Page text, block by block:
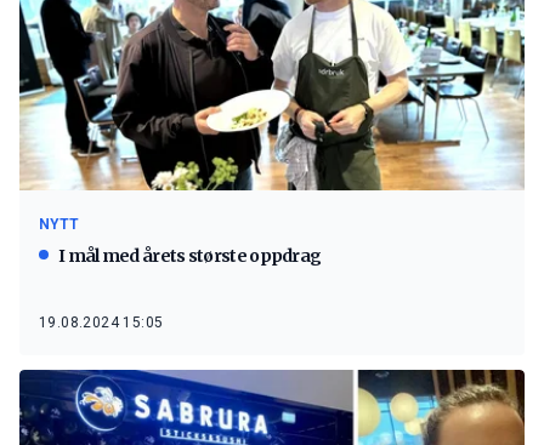
NYTT
I mål med årets største oppdrag
19.08.2024 15:05